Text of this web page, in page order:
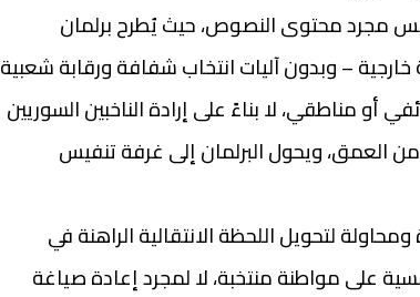
مجرد محتوى النصوص، حيث يُطرح برلمان
– وبدون آليات انتخاب شفافة ورقابة شعبية
مناطقي، لا بناءً على إرادة الناخبين السوريين
من العمق، ويحول البرلمان إلى غرفة تنفيس
لتحويل اللحظة الانتقالية الراهنة في
على مواطنة منتخبة، لا لمجرد إعادة صياغة